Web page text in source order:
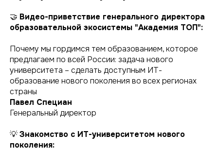
🤝 Видео-приветствие генерального директора
образовательной экосистемы "Академия ТОП":
Почему мы гордимся тем образованием, которое
предлагаем по всей России: задача нового
университета – сделать доступным ИТ-
образование нового поколения во всех регионах
страны
Павел Специан
Генеральный директор
💡Знакомство с ИТ-университетом нового
поколения: